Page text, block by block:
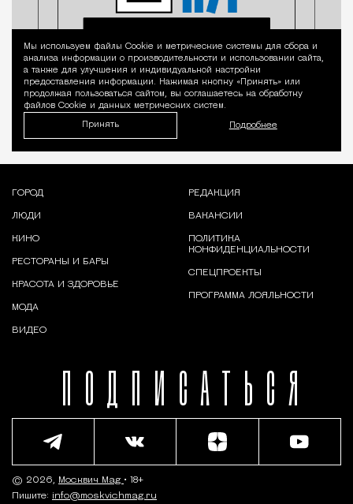
Уведомление
Мы используем файлы Сookie и метрические системы для сбора и
анализа информации о производительности и использовании сайта,
а также для улучшения и индивидуальной настройки
предоставления информации. Нажимая кнопку «Принять» или
продолжая пользоваться сайтом, вы соглашаетесь на обработку
файлов Cookie и данных метрических систем.
Принять Подробнее
ПОДПИСАТЬСЯ
ГОРОД
ЛЮДИ
КИНО
РЕСТОРАНЫ И БАРЫ
КРАСОТА И ЗДОРОВЬЕ
МОДА
ВИДЕО
РЕДАКЦИЯ
ВАКАНСИИ
ПОЛИТИКА
КОНФИДЕНЦИАЛЬНОСТИ
СПЕЦПРОЕКТЫ
ПРОГРАММА ЛОЯЛЬНОСТИ
© 2026, Москвич Mag • 18+
Пишите: info@moskvichmag.ru